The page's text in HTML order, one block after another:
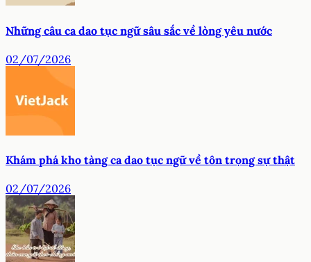
Những câu ca dao tục ngữ sâu sắc về lòng yêu nước
02/07/2026
Khám phá kho tàng ca dao tục ngữ về tôn trọng sự thật
02/07/2026